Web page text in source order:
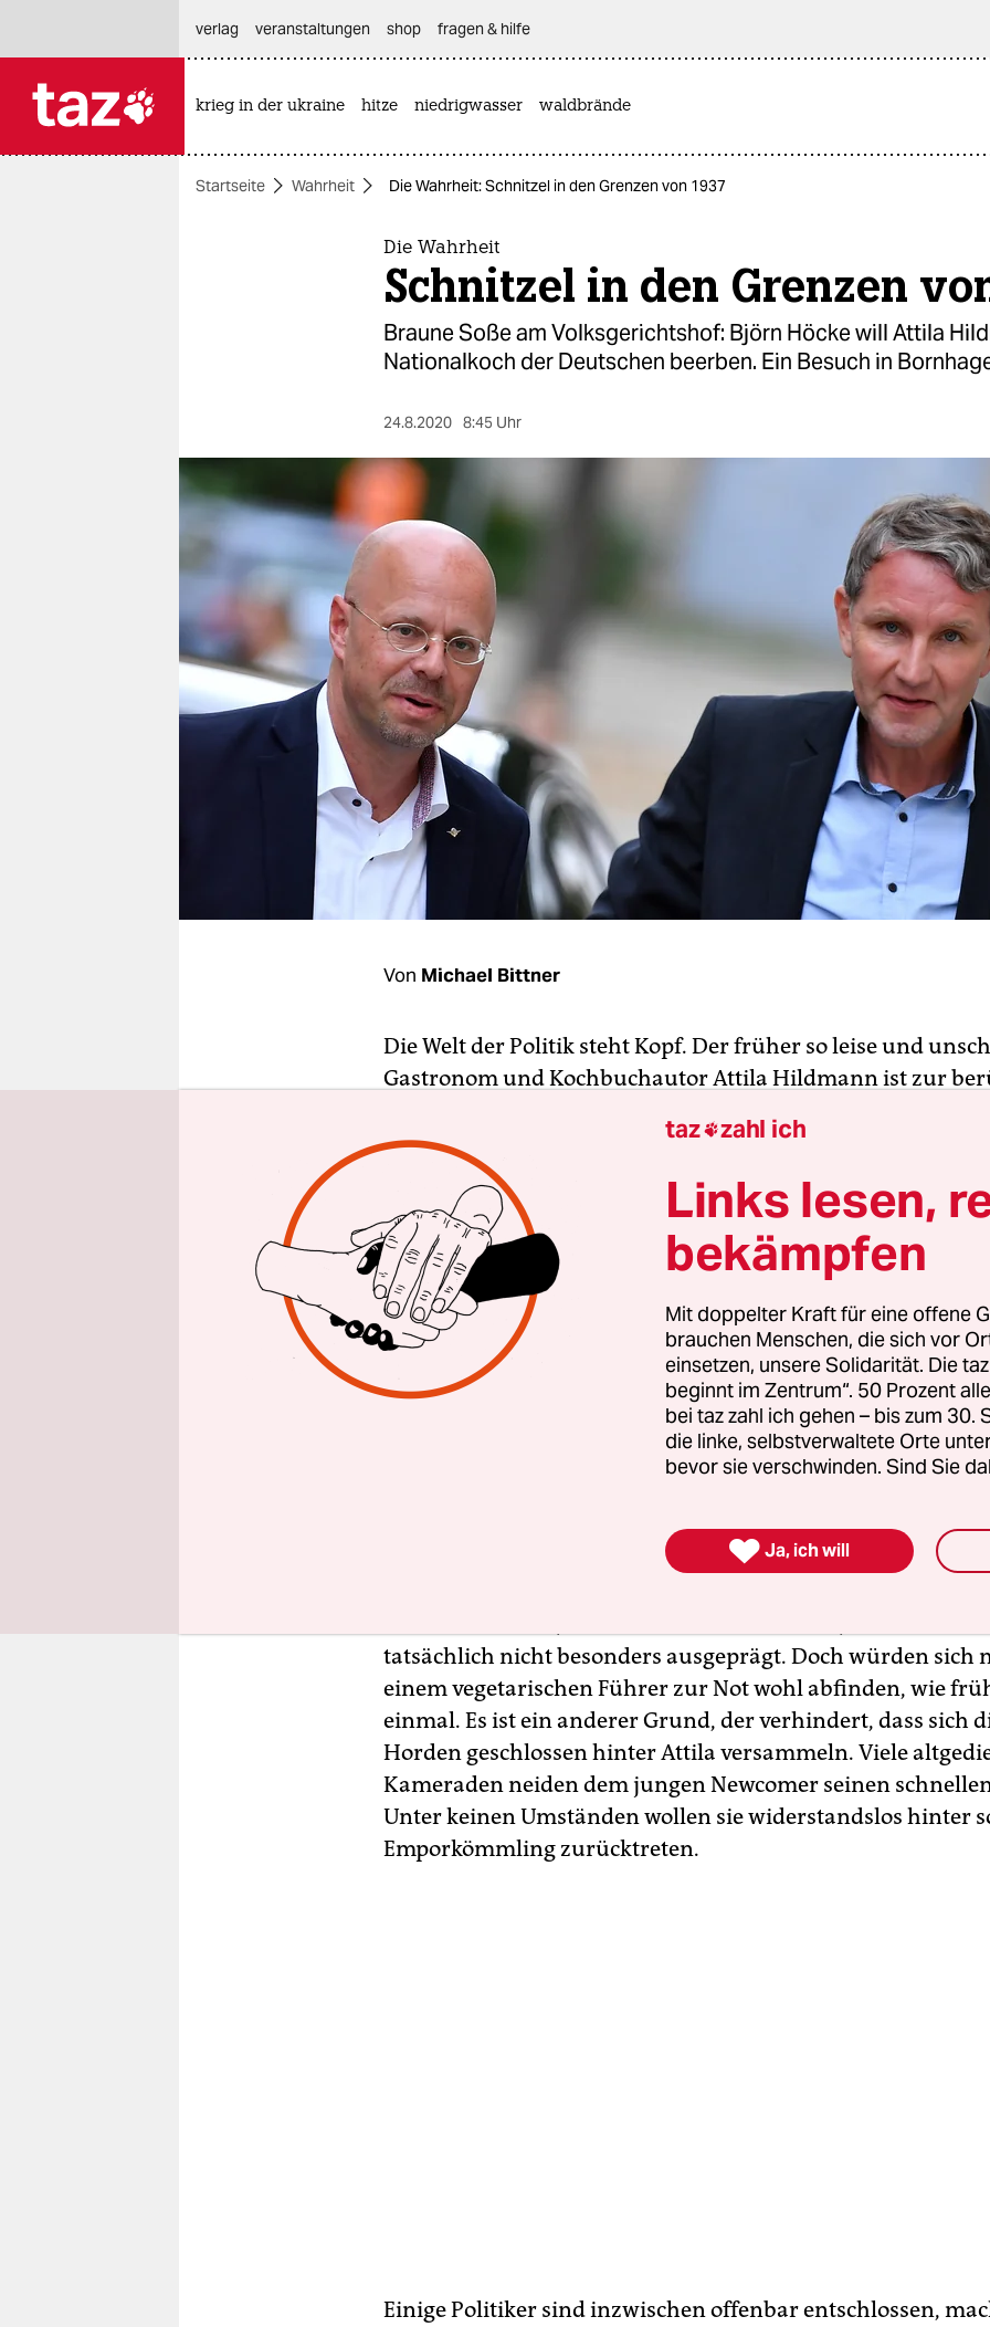
themen
berlin
nord
wahrheit
verlag
verlag
veranstaltungen
unterstützen
verlag
veranstaltungen shop fragen & hilfe
krieg in der ukraine hitze niedrigwasser waldbrände
Startseite Wahrheit Die Wahrheit: Schnitzel in den Grenzen von 1937
Die Wahrheit
Schnitzel in den Grenzen
Braune Soße am Volksgerichtshof: Björn Höcke will Attila
Nationalkoch der Deutschen beerben. Ein Besuch in
24.8.2020 8:45 Uhr
Von Michael Bittner
Die Welt der Politik steht Kopf. Der früher so leise und
Gastronom und Kochbuchautor Attila Hildmann ist zur
nur für die Vorzüge pflanzlicher Ernährung, macht der
türkischer Herkunft nun vor allem mit pointierter
Demokratieskepsis und differenzierter Hitlerwürdigung
seltener Fall gelungener Integration. So frisch, fromm und
in unserem Land lange keiner mehr nach nationaler
gerufen. Und Hildmann kennt keine falsche
er davon aus, in Deutschland in Kürze die
übernehmen. Zurück an den Herd bringt diesen Mann
mehr.
Doch nicht alle Deutschen sind von Hildmanns beruflicher
es aus jenem Teil des politischen Feldes, in dem Hildmann
Dabei geht es keineswegs nur darum, dass sich
tatsächlich nicht besonders ausgeprägt. Doch würden sich
einem vegetarischen Führer zur Not wohl abfinden, wie
einmal. Es ist ein anderer Grund, der verhindert, dass sich
Horden geschlossen hinter Attila versammeln. Viele
Kameraden neiden dem jungen Newcomer seinen
Unter keinen Umständen wollen sie widerstandslos hinter
Emporkömmling zurücktreten.
Einige Politiker sind inzwischen offenbar entschlossen,
taz zahl ich
Links lesen,
bekämpfen
Mit doppelter Kraft für eine offene
brauchen Menschen, die sich vor
einsetzen, unsere Solidarität. Die
beginnt im Zentrum“. 50 Prozent
bei taz zahl ich gehen – bis zum
die linke, selbstverwaltete Orte
bevor sie verschwinden. Sind Sie
 Ja, ich will